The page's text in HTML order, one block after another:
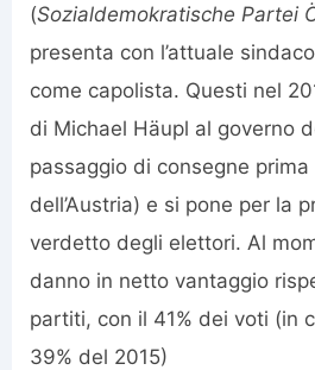
(Sozialdemokratische Partei
presenta con l’attuale
come capolista. Questi nel
di Michael Häupl al governo
passaggio di consegne
dell’Austria) e si pone per la
verdetto degli elettori. Al
danno in netto vantaggio
partiti, con il 41% dei voti (in
39% del 2015)